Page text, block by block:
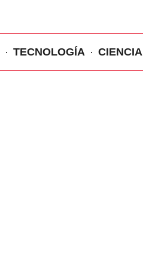
TECNOLOGÍA CIENCIA